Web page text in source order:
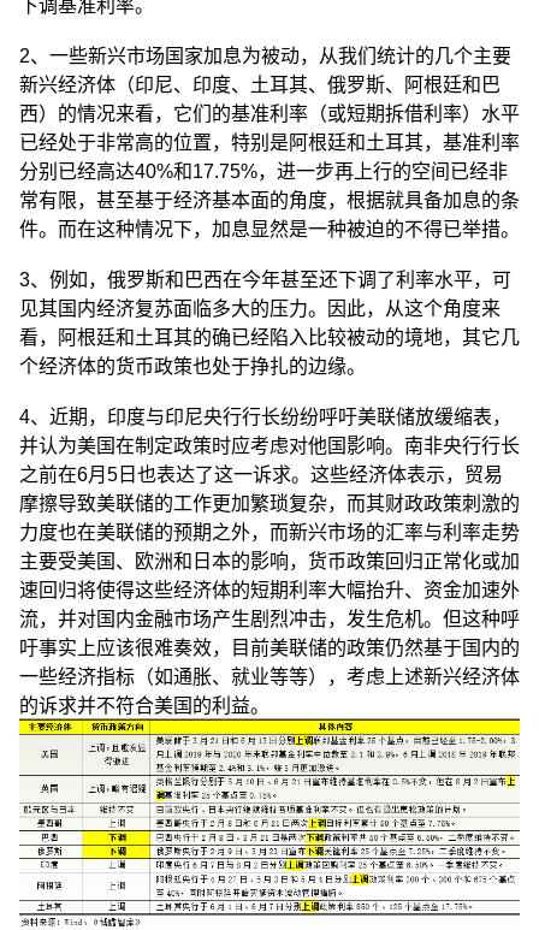
下调基准利率。
2、一些新兴市场国家加息为被动，从我们统计的几个主要
新兴经济体（印尼、印度、土耳其、俄罗斯、阿根廷和巴
西）的情况来看，它们的基准利率（或短期拆借利率）水平
已经处于非常高的位置，特别是阿根廷和土耳其，基准利率
分别已经高达40%和17.75%，进一步再上行的空间已经非
常有限，甚至基于经济基本面的角度，根据就具备加息的条
件。而在这种情况下，加息显然是一种被迫的不得已举措。
3、例如，俄罗斯和巴西在今年甚至还下调了利率水平，可
见其国内经济复苏面临多大的压力。因此，从这个角度来
看，阿根廷和土耳其的确已经陷入比较被动的境地，其它几
个经济体的货币政策也处于挣扎的边缘。
4、近期，印度与印尼央行行长纷纷呼吁美联储放缓缩表，
并认为美国在制定政策时应考虑对他国影响。南非央行行长
之前在6月5日也表达了这一诉求。这些经济体表示，贸易
摩擦导致美联储的工作更加繁琐复杂，而其财政政策刺激的
力度也在美联储的预期之外，而新兴市场的汇率与利率走势
主要受美国、欧洲和日本的影响，货币政策回归正常化或加
速回归将使得这些经济体的短期利率大幅抬升、资金加速外
流，并对国内金融市场产生剧烈冲击，发生危机。但这种呼
吁事实上应该很难奏效，目前美联储的政策仍然基于国内的
一些经济指标（如通胀、就业等等），考虑上述新兴经济体
的诉求并不符合美国的利益。